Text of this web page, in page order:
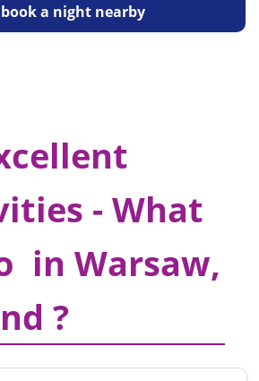
a night nearby
- What
in Warsaw,
?